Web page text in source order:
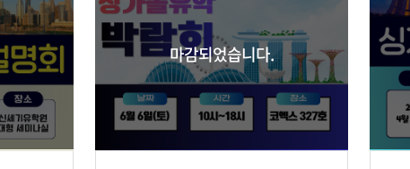
마감되었습니다.